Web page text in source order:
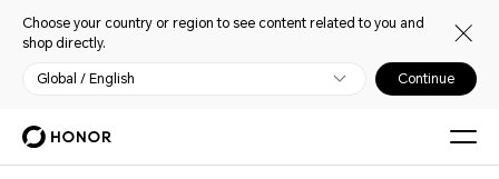
Choose your country or region to see content related to you and
shop directly.
Global / English Continue